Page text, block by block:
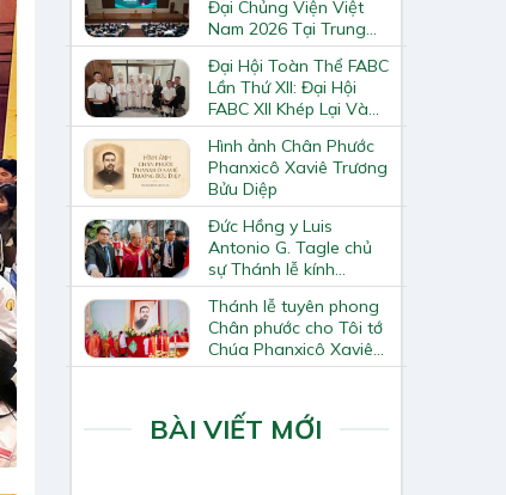
Đại Chủng Viện Việt
Nam 2026 Tại Trung
Tâm Mục Vụ Giáo
Phận Vinh
Đại Hội Toàn Thể FABC
Lần Thứ XII: Đại Hội
FABC XII Khép Lại Và
Mở Ra Một Hành Trình
Mới Cho Giáo Hội Tại
Châu Á
Hình ảnh Chân Phước
Phanxicô Xaviê Trương
Bửu Diệp
Đức Hồng y Luis
Antonio G. Tagle chủ
sự Thánh lễ kính
Thánh Tô-ma Tông đồ
tại Nhà thờ Chính tòa
Hà Nội
Thánh lễ tuyên phong
Chân phước cho Tôi tớ
Chúa Phanxicô Xaviê
Trương Bửu Diệp
BÀI VIẾT MỚI